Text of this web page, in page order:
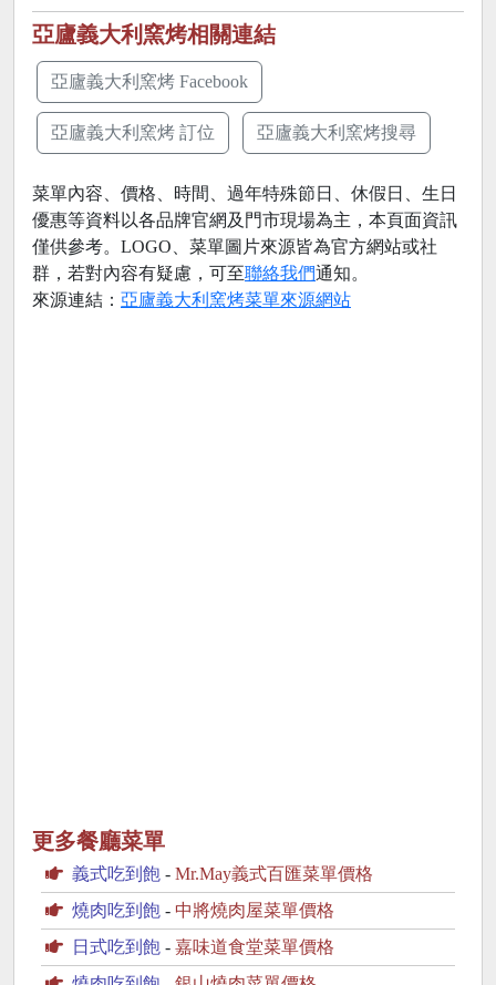
亞廬義大利窯烤相關連結
亞廬義大利窯烤 Facebook
亞廬義大利窯烤 訂位 亞廬義大利窯烤搜尋
菜單內容、價格、時間、過年特殊節日、休假日、生日
優惠等資料以各品牌官網及門市現場為主，本頁面資訊
僅供參考。LOGO、菜單圖片來源皆為官方網站或社
群，若對內容有疑慮，可至聯絡我們通知。
來源連結： 亞廬義大利窯烤菜單來源網站
更多餐廳菜單
義式吃到飽 - Mr.May義式百匯菜單價格
燒肉吃到飽 - 中將燒肉屋菜單價格
日式吃到飽 - 嘉味道食堂菜單價格